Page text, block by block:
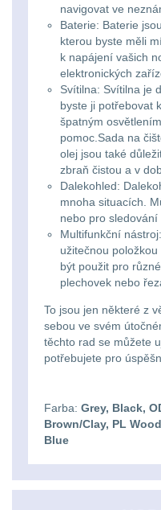
Adaptéry a
Montáže pro
Montáže na
Předpažbí55
Pažby51
Raily, lišty, krytky
Přední taktické
rukojeti50
Mechanická
30
Dvojnožky39
Príslušenstvo18
navigovat ve
Baterie: Baterie
kterou byste měli
k napájení vašich
elektronických
Svítilna: Svítilna je
byste ji potřebovat
špatným
pomoc.Sada na
olej jsou také
zbraň čistou a v
Dalekohled:
mnoha situacích.
nebo pro sledování
Multifunkční
užitečnou
být použit pro
plechovek nebo
To jsou jen některé z
sebou ve svém
těchto rad se můžete
potřebujete pro
Farba: Grey, Black,
Brown/Clay, PL
Blue